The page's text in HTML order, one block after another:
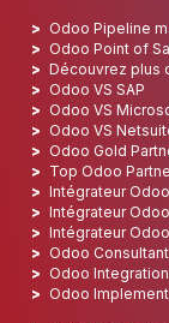
Odoo Pipeline
Odoo Point of
Découvrez plus
Odoo VS SAP
Odoo VS
Odoo VS
Odoo Gold
Top Odoo
Intégrateur Odoo
Intégrateur
Intégrateur
Odoo Consultant
Odoo Integration
Odoo